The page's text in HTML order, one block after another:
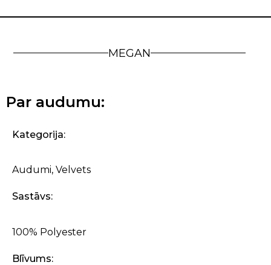
MEGAN
Par audumu:
Kategorija:
Audumi, Velvets
Sastāvs:
100% Polyester
Blīvums: